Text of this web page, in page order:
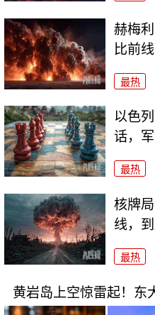
赫梅
比前
最热
以色
话，
最热
核牌
线，
最热
黄岩岛上空惊雷起！东